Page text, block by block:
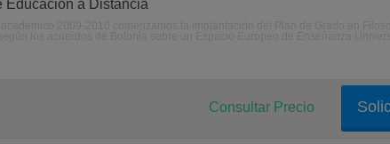
Educación a Distancia
Consultar Precio